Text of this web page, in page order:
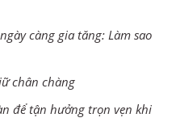
càng gia tăng: Làm sao
chân chàng
để tận hưởng trọn vẹn khi